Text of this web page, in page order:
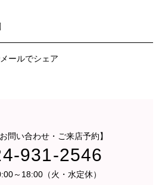
メールでシェア
問い合わせ・ご来店予約】
931-2546
～18:00（火・水定休）